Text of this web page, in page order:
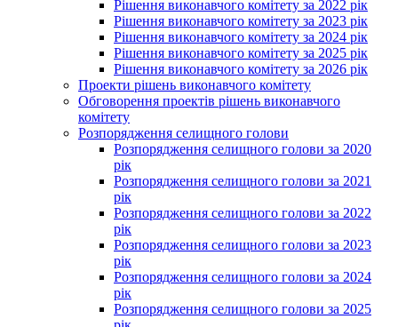
Рішення виконавчого комітету за 2022 рік
Рішення виконавчого комітету за 2023 рік
Рішення виконавчого комітету за 2024 рік
Рішення виконавчого комітету за 2025 рік
Рішення виконавчого комітету за 2026 рік
Проекти рішень виконавчого комітету
Обговорення проектів рішень виконавчого
комітету
Розпорядження селищного голови
Розпорядження селищного голови за 2020
рік
Розпорядження селищного голови за 2021
рік
Розпорядження селищного голови за 2022
рік
Розпорядження селищного голови за 2023
рік
Розпорядження селищного голови за 2024
рік
Розпорядження селищного голови за 2025